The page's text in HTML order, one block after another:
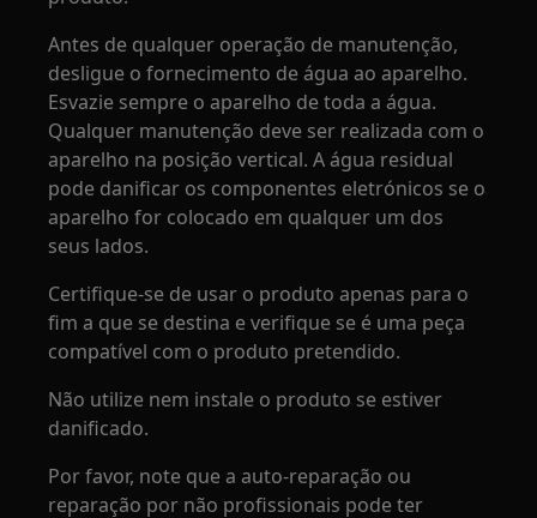
Antes de qualquer operação de manutenção,
desligue o fornecimento de água ao aparelho.
Esvazie sempre o aparelho de toda a água.
Qualquer manutenção deve ser realizada com o
aparelho na posição vertical. A água residual
pode danificar os componentes eletrónicos se o
aparelho for colocado em qualquer um dos
seus lados.
Certifique-se de usar o produto apenas para o
fim a que se destina e verifique se é uma peça
compatível com o produto pretendido.
Não utilize nem instale o produto se estiver
danificado.
Por favor, note que a auto-reparação ou
reparação por não profissionais pode ter